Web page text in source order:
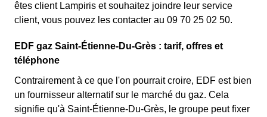
êtes client Lampiris et souhaitez joindre leur service
client, vous pouvez les contacter au 09 70 25 02 50.
EDF gaz Saint-Étienne-Du-Grès : tarif, offres et
téléphone
Contrairement à ce que l'on pourrait croire, EDF est bien
un fournisseur alternatif sur le marché du gaz. Cela
signifie qu'à Saint-Étienne-Du-Grès, le groupe peut fixer